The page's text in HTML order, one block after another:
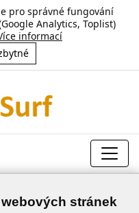
pro správné fungování
Analytics, Toplist)
informací
stránek